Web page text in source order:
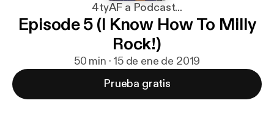
4tyAF a Podcast...
Episode 5 (I Know How To Milly
Rock!)
50 min · 15 de ene de 2019
Prueba gratis